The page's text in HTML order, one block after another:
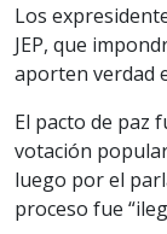
Los
JEP, que
aporten verdad
El pacto de paz
votación
luego por el
proceso fue